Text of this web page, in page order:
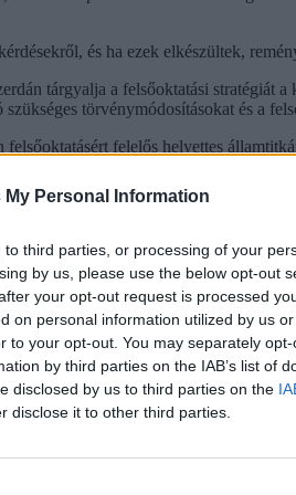
My Personal Information
third parties, or processing of your
by us, please use the below opt-out
your opt-out request is processed
on personal information utilized by us
to your opt-out. You may separately
by third parties on the IAB’s list of
disclosed by us to third parties on the
disclose it to other third parties.
és ha ezek elkészültek,
tárgyalja a felsőoktatási stratégiát
törvénymódosításokat és a
felelős helyettes
stratégiát. A
összességében nem fogadják el. Az
ezek - szerinte - nem
tudományegyetemek, egyetemek,
A működtetéssel kapcsolatos
itt találjátok.